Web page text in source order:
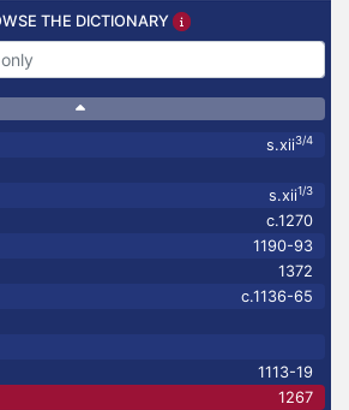
THE DICTIONARY
s.xii3/4
s.xii1/3
c.1270
1190-93
1372
c.1136-65
1113-19
1267